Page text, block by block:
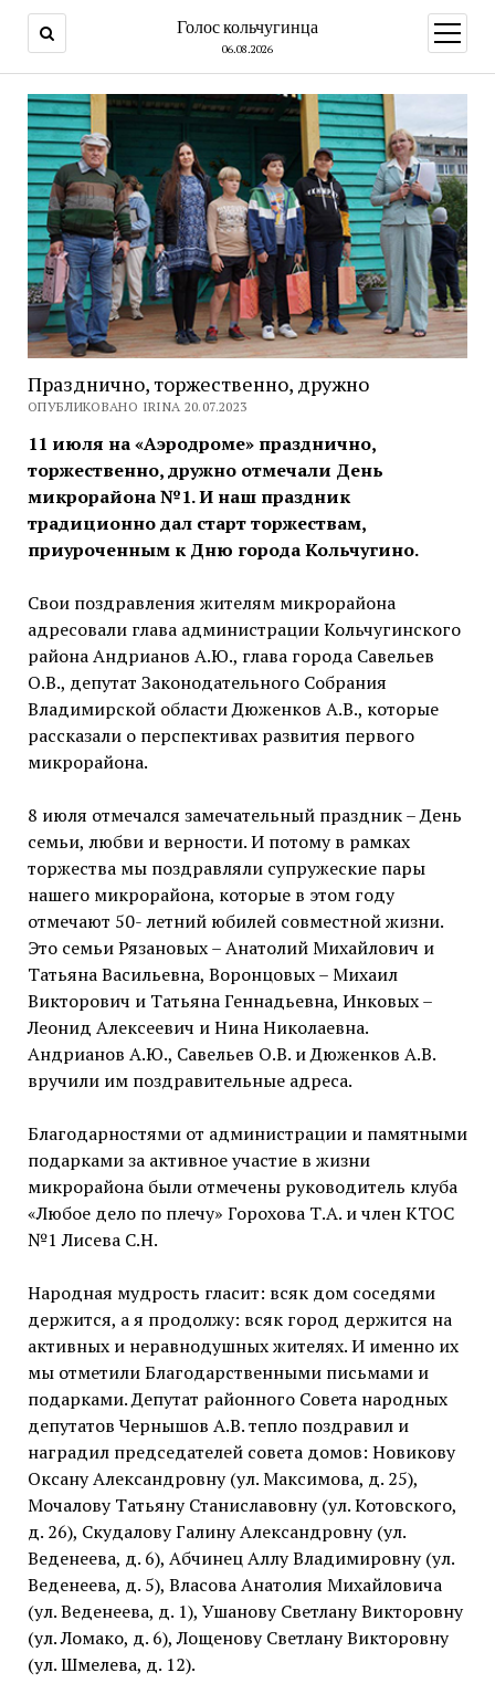
Голос кольчугинца
06.08.2026
меню
Празднично, торжественно, дружно
ОПУБЛИКОВАНО IRINA 20.07.2023
11 июля на «Аэродроме» празднично,
торжественно, дружно отмечали День
микрорайона №1. И наш праздник
традиционно дал старт торжествам,
приуроченным к Дню города Кольчугино.
Свои поздравления жителям микрорайона
адресовали глава администрации Кольчугинского
района Андрианов А.Ю., глава города Савельев
О.В., депутат Законодательного Собрания
Владимирской области Дюженков А.В., которые
рассказали о перспективах развития первого
микрорайона.
8 июля отмечался замечательный праздник – День
семьи, любви и верности. И потому в рамках
торжества мы поздравляли супружеские пары
нашего микрорайона, которые в этом году
отмечают 50- летний юбилей совместной жизни.
Это семьи Рязановых – Анатолий Михайлович и
Татьяна Васильевна, Воронцовых – Михаил
Викторович и Татьяна Геннадьевна, Инковых –
Леонид Алексеевич и Нина Николаевна.
Андрианов А.Ю., Савельев О.В. и Дюженков А.В.
вручили им поздравительные адреса.
Благодарностями от администрации и памятными
подарками за активное участие в жизни
микрорайона были отмечены руководитель клуба
«Любое дело по плечу» Горохова Т.А. и член КТОС
№1 Лисева С.Н.
Народная мудрость гласит: всяк дом соседями
держится, а я продолжу: всяк город держится на
активных и неравнодушных жителях. И именно их
мы отметили Благодарственными письмами и
подарками. Депутат районного Совета народных
депутатов Чернышов А.В. тепло поздравил и
наградил председателей совета домов: Новикову
Оксану Александровну (ул. Максимова, д. 25),
Мочалову Татьяну Станиславовну (ул. Котовского,
д. 26), Скудалову Галину Александровну (ул.
Веденеева, д. 6), Абчинец Аллу Владимировну (ул.
Веденеева, д. 5), Власова Анатолия Михайловича
(ул. Веденеева, д. 1), Ушанову Светлану Викторовну
(ул. Ломако, д. 6), Лощенову Светлану Викторовну
(ул. Шмелева, д. 12).